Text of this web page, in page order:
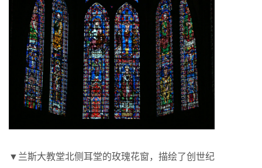
▼兰斯大教堂北侧耳堂的玫瑰花窗，描绘了创世纪